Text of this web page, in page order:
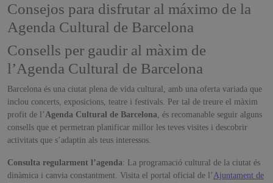
Consejos para disfrutar al máximo de la
Agenda Cultural de Barcelona
Consells per gaudir al màxim de
l’Agenda Cultural de Barcelona
Barcelona és una ciutat plena de vida cultural, amb una oferta variada que
inclou concerts, exposicions, teatre i festivals. Per tal de treure el màxim
profit de l’Agenda Cultural de Barcelona, és recomanable seguir alguns
consells que et permetran planificar millor les teves visites i descobrir
activitats que s’adaptin als teus interessos.
Consulta regularment l’agenda: La programació cultural de la ciutat és
dinàmica i canvia constantment. Visita el portal oficial de l’Ajuntament de